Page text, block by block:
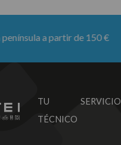
a partir de 150 €
TU SERVICIO
TÉCNICO